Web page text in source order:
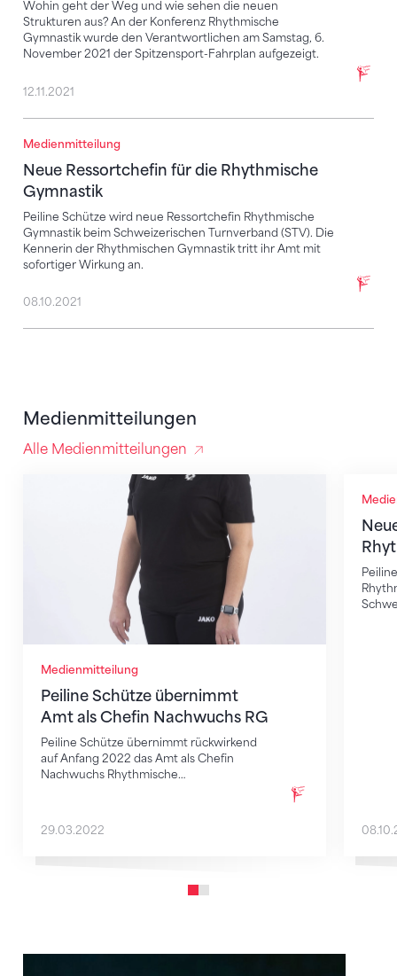
Wohin geht der Weg und wie sehen die neuen
Strukturen aus? An der Konferenz Rhythmische
Gymnastik wurde den Verantwortlichen am Samstag, 6.
November 2021 der Spitzensport-Fahrplan aufgezeigt.
12.11.2021
Medienmitteilung
Neue Ressortchefin für die Rhythmische
Gymnastik
Peiline Schütze wird neue Ressortchefin Rhythmische
Gymnastik beim Schweizerischen Turnverband (STV). Die
Kennerin der Rhythmischen Gymnastik tritt ihr Amt mit
sofortiger Wirkung an.
Neue Ressortchefin für die Rhythmische Gymnastik
08.10.2021
Medienmitteilungen
Alle Medienmitteilungen
Medienmitteilung
Peiline Schütze übernimmt
Amt als Chefin Nachwuchs RG
Peiline Schütze übernimmt rückwirkend
auf Anfang 2022 das Amt als Chefin
Nachwuchs Rhythmische…
Peiline Schütze übernimmt Amt als Chefin
29.03.2022